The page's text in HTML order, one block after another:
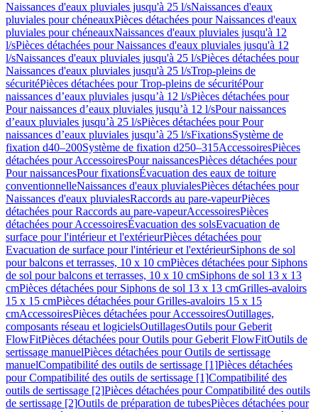
Naissances d'eaux pluviales jusqu'à 25 l/sNaissances d'eaux
pluviales pour chéneauxPièces détachées pour Naissances d'eaux
pluviales pour chéneauxNaissances d'eaux pluviales jusqu'à 12
l/sPièces détachées pour Naissances d'eaux pluviales jusqu'à 12
l/sNaissances d'eaux pluviales jusqu'à 25 l/sPièces détachées pour
Naissances d'eaux pluviales jusqu'à 25 l/sTrop-pleins de
sécuritéPièces détachées pour Trop-pleins de sécuritéPour
naissances d’eaux pluviales jusqu’à 12 l/sPièces détachées pour
Pour naissances d’eaux pluviales jusqu’à 12 l/sPour naissances
d’eaux pluviales jusqu’à 25 l/sPièces détachées pour Pour
naissances d’eaux pluviales jusqu’à 25 l/sFixationsSystème de
fixation d40–200Système de fixation d250–315AccessoiresPièces
détachées pour AccessoiresPour naissancesPièces détachées pour
Pour naissancesPour fixationsÉvacuation des eaux de toiture
conventionnelleNaissances d'eaux pluvialesPièces détachées pour
Naissances d'eaux pluvialesRaccords au pare-vapeurPièces
détachées pour Raccords au pare-vapeurAccessoiresPièces
détachées pour AccessoiresÉvacuation des solsEvacuation de
surface pour l'intérieur et l'extérieurPièces détachées pour
Evacuation de surface pour l'intérieur et l'extérieurSiphons de sol
pour balcons et terrasses, 10 x 10 cmPièces détachées pour Siphons
de sol pour balcons et terrasses, 10 x 10 cmSiphons de sol 13 x 13
cmPièces détachées pour Siphons de sol 13 x 13 cmGrilles-avaloirs
15 x 15 cmPièces détachées pour Grilles-avaloirs 15 x 15
cmAccessoiresPièces détachées pour AccessoiresOutillages,
composants réseau et logicielsOutillagesOutils pour Geberit
FlowFitPièces détachées pour Outils pour Geberit FlowFitOutils de
sertissage manuelPièces détachées pour Outils de sertissage
manuelCompatibilité des outils de sertissage [1]Pièces détachées
pour Compatibilité des outils de sertissage [1]Compatibilité des
outils de sertissage [2]Pièces détachées pour Compatibilité des outils
de sertissage [2]Outils de préparation de tubesPièces détachées pour